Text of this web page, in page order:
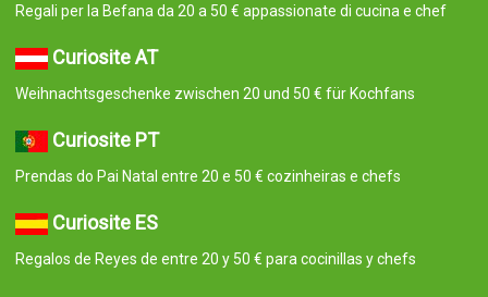
Regali per la Befana da 20 a 50 € appassionate di cucina e chef
Curiosite AT
Weihnachtsgeschenke zwischen 20 und 50 € für Kochfans
Curiosite PT
Prendas do Pai Natal entre 20 e 50 € cozinheiras e chefs
Curiosite ES
Regalos de Reyes de entre 20 y 50 € para cocinillas y chefs